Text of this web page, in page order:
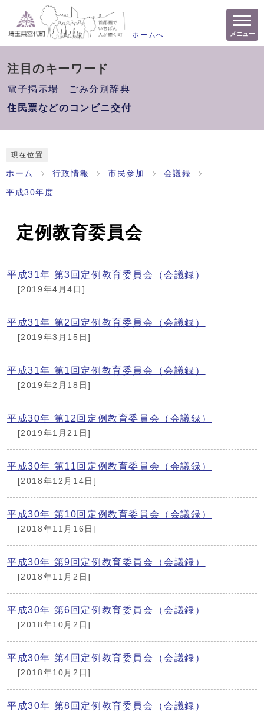
ホームへ メニュー
注目のキーワード
電子掲示場
ごみ分別辞典
住民票などのコンビニ交付
現在位置
ホーム 行政情報 市民参加 会議録
平成30年度
定例教育委員会
平成31年 第3回定例教育委員会（会議録）
[2019年4月4日]
平成31年 第2回定例教育委員会（会議録）
[2019年3月15日]
平成31年 第1回定例教育委員会（会議録）
[2019年2月18日]
平成30年 第12回定例教育委員会（会議録）
[2019年1月21日]
平成30年 第11回定例教育委員会（会議録）
[2018年12月14日]
平成30年 第10回定例教育委員会（会議録）
[2018年11月16日]
平成30年 第9回定例教育委員会（会議録）
[2018年11月2日]
平成30年 第6回定例教育委員会（会議録）
[2018年10月2日]
平成30年 第4回定例教育委員会（会議録）
[2018年10月2日]
平成30年 第8回定例教育委員会（会議録）